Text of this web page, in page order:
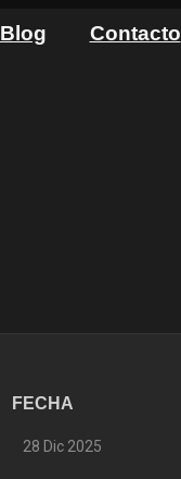
Blog Contacto
FECHA
28 Dic 2025